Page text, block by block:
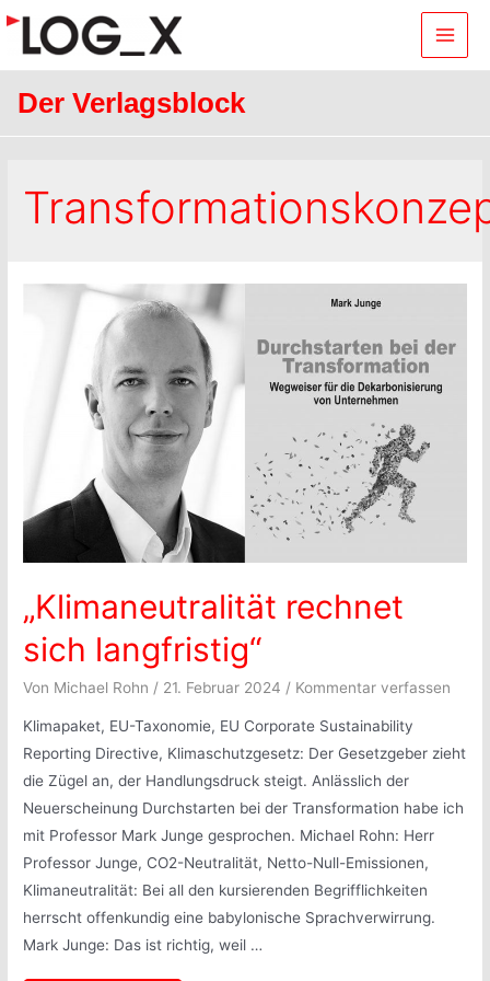
Main
Der Verlagsblock
„Klimaneutralität rechnet
sich langfristig“
Von Michael Rohn / 21. Februar 2024 / Kommentar verfassen
Klimapaket, EU-Taxonomie, EU Corporate Sustainability
Reporting Directive, Klimaschutzgesetz: Der Gesetzgeber zieht
die Zügel an, der Handlungsdruck steigt. Anlässlich der
Neuerscheinung Durchstarten bei der Transformation habe ich
mit Professor Mark Junge gesprochen. Michael Rohn: Herr
Professor Junge, CO2-Neutralität, Netto-Null-Emissionen,
Klimaneutralität: Bei all den kursierenden Begrifflichkeiten
herrscht offenkundig eine babylonische Sprachverwirrung.
Mark Junge: Das ist richtig, weil …